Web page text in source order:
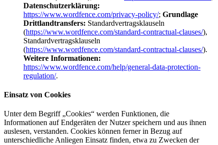
Datenschutzerklärung:
https://www.wordfence.com/privacy-policy/; Grundlage
Drittlandtransfers: Standardvertragsklauseln
(https://www.wordfence.com/standard-contractual-clauses/),
Standardvertragsklauseln
(https://www.wordfence.com/standard-contractual-clauses/).
Weitere Informationen:
https://www.wordfence.com/help/general-data-protection-
regulation/.
Einsatz von Cookies
Unter dem Begriff „Cookies“ werden Funktionen, die
Informationen auf Endgeräten der Nutzer speichern und aus ihnen
auslesen, verstanden. Cookies können ferner in Bezug auf
unterschiedliche Anliegen Einsatz finden, etwa zu Zwecken der